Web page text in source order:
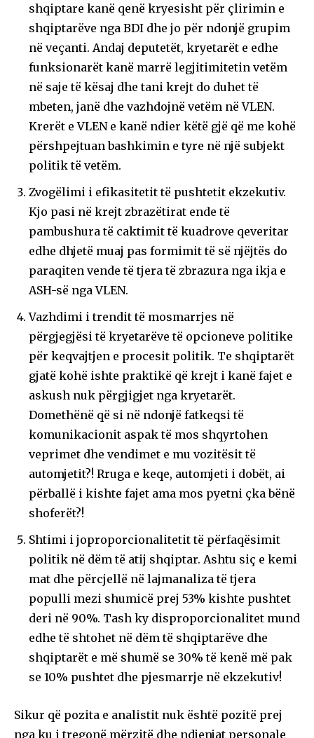
shqiptare kanë qenë kryesisht për çlirimin e
shqiptarëve nga BDI dhe jo për ndonjë grupim
në veçanti. Andaj deputetët, kryetarët e edhe
funksionarët kanë marrë legjitimitetin vetëm
në saje të kësaj dhe tani krejt do duhet të
mbeten, janë dhe vazhdojnë vetëm në VLEN.
Krerët e VLEN e kanë ndier këtë gjë që me kohë
përshpejtuan bashkimin e tyre në një subjekt
politik të vetëm.
Zvogëlimi i efikasitetit të pushtetit ekzekutiv.
Kjo pasi në krejt zbrazëtirat ende të
pambushura të caktimit të kuadrove qeveritar
edhe dhjetë muaj pas formimit të së njëjtës do
paraqiten vende të tjera të zbrazura nga ikja e
ASH-së nga VLEN.
Vazhdimi i trendit të mosmarrjes në
përgjegjësi të kryetarëve të opcioneve politike
për keqvajtjen e procesit politik. Te shqiptarët
gjatë kohë ishte praktikë që krejt i kanë fajet e
askush nuk përgjigjet nga kryetarët.
Domethënë që si në ndonjë fatkeqsi të
komunikacionit aspak të mos shqyrtohen
veprimet dhe vendimet e mu vozitësit të
automjetit?! Rruga e keqe, automjeti i dobët, ai
përballë i kishte fajet ama mos pyetni çka bënë
shoferët?!
Shtimi i joproporcionalitetit të përfaqësimit
politik në dëm të atij shqiptar. Ashtu siç e kemi
mat dhe përcjellë në lajmanaliza të tjera
populli mezi shumicë prej 53% kishte pushtet
deri në 90%. Tash ky disproporcionalitet mund
edhe të shtohet në dëm të shqiptarëve dhe
shqiptarët e më shumë se 30% të kenë më pak
se 10% pushtet dhe pjesmarrje në ekzekutiv!
Sikur që pozita e analistit nuk është pozitë prej
nga ku i tregonë mërzitë dhe ndjenjat personale